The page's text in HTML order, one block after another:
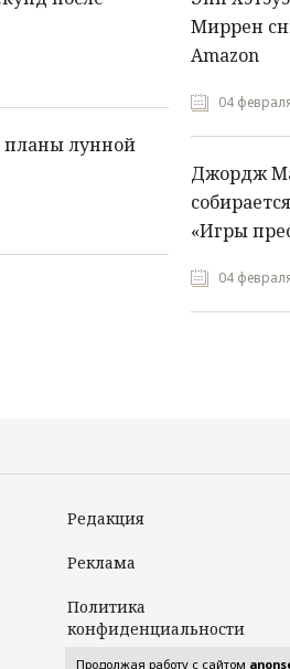
планы лунной
Миррен
Amazon
04
Джордж
«Игры
04
Редакция
Реклама
Политика
конфиденциальности
Продолжая работу с сайтом